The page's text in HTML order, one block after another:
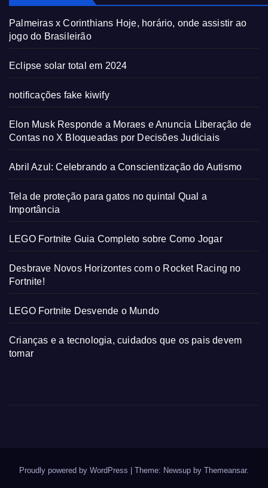
Palmeiras x Corinthians Hoje, horário, onde assistir ao
jogo do Brasileirão
Eclipse solar total em 2024
notificações fake kiwify
Elon Musk Responde a Moraes e Anuncia Liberação de
Contas no X Bloqueadas por Decisões Judiciais
Abril Azul: Celebrando a Conscientização do Autismo
Tela de proteção para gatos no quintal Qual a
Importância
LEGO Fortnite Guia Completo sobre Como Jogar
Desbrave Novos Horizontes com o Rocket Racing no
Fortnite!
LEGO Fortnite Desvende o Mundo
Crianças e a tecnologia, cuidados que os pais devem
tomar
Proudly powered by WordPress Theme: Newsup by Themeansar.